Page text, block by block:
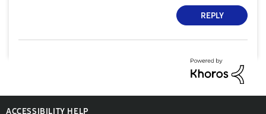
REPLY
ACCESSIBILITY HELP